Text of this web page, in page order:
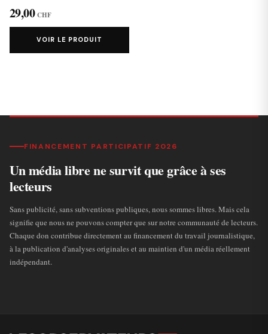
29,00 CHF
VOIR LE PRODUIT
FINANCEMENT PARTICIPATIF 2026
Un média libre ne survit que grâce à ses
lecteurs
Sans publicité, sans subventions publiques, nous sommes libres. Mais cela
signifie que nous ne pouvons compter que sur notre communauté de lecteurs.
Chaque don contribue directement au financement du travail journalistique,
à la publication d'analyses originales et au maintien d'un média réellement
indépendant.